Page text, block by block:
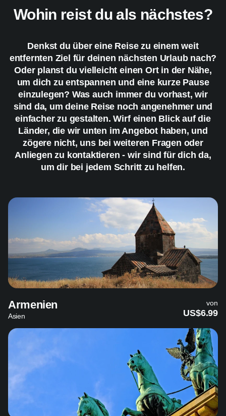
Wohin reist du als nächstes?
Denkst du über eine Reise zu einem weit
entfernten Ziel für deinen nächsten Urlaub nach?
Oder planst du vielleicht einen Ort in der Nähe,
um dich zu entspannen und eine kurze Pause
einzulegen? Was auch immer du vorhast, wir
sind da, um deine Reise noch angenehmer und
einfacher zu gestalten. Wirf einen Blick auf die
Länder, die wir unten im Angebot haben, und
zögere nicht, uns bei weiteren Fragen oder
Anliegen zu kontaktieren - wir sind für dich da,
um dir bei jedem Schritt zu helfen.
Armenien
Asien
von
US$6.99